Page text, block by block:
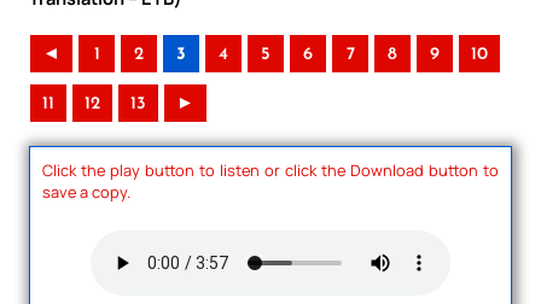
◄ 1 2 3 4 5 6 7 8 9 10
11 12 13 ►
Click the play button to listen or click the Download button to
save a copy.